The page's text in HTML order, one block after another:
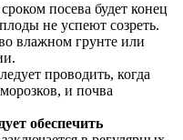
посева будет конец
не успеют созреть.
влажном грунте или
проводить, когда
и почва
обеспечить